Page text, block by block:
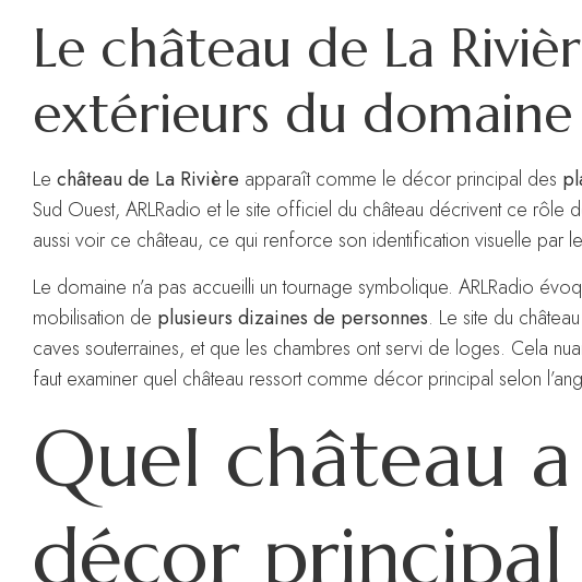
Le château de La
extérieurs du
Le château de La Rivière apparaît comme le décor principal des
Sud Ouest, ARLRadio et le site officiel du château décrivent ce rôle
aussi voir ce château, ce qui renforce son identification visuelle par
Le domaine n’a pas accueilli un tournage symbolique. ARLRadio
mobilisation de plusieurs dizaines de personnes. Le site du
caves souterraines, et que les chambres ont servi de loges. Cela
faut examiner quel château ressort comme décor principal selon
Quel château
décor